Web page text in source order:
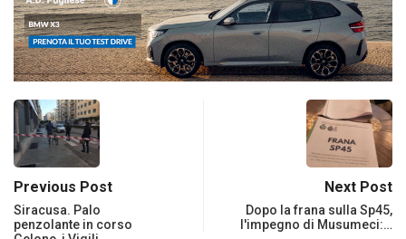
Previous Post
Siracusa. Palo
penzolante in corso
Next Post
Dopo la frana sulla Sp45,
l'impegno di Musumeci:…